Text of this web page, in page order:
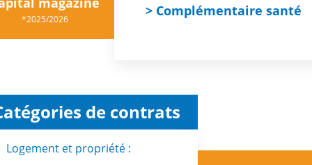
> Complémentaire santé
*2025/2026
de contrats
Logement et propriété :